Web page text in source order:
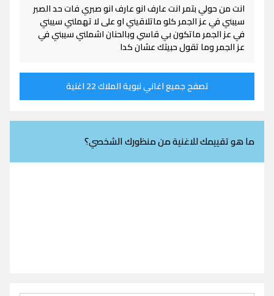
انت من حولي بتمر انت عارف انو عارف انو صبري فات حد الصبر
سيبني في عز الجمر كلو ماتلاقيني او على لا تهملني سيبني
في عز الجمر ماتكون بي قاسي وبالحنان اشملني سيبني في
عز الجمر وما تقول حبيتك عشان كدا
تصفح جميع اغاني نبوية الملاك 22 اغنية
ما هو تقييمك للاغنية من منظورك الشخصي؟